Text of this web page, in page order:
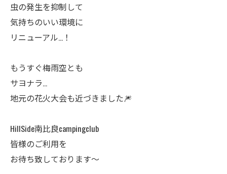
虫の発生を抑制して
気持ちのいい環境に
リニューアル…！
もうすぐ梅雨空とも
サヨナラ…
地元の花火大会も近づきました🎆
HillSide南比良campingclub
皆様のご利用を
お待ち致しております～